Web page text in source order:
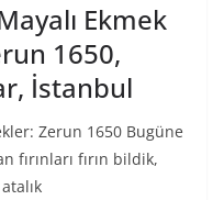
Ekmek
1650,
İstanbul
Zerun 1650 Bugüne
fırınları fırın bildik,